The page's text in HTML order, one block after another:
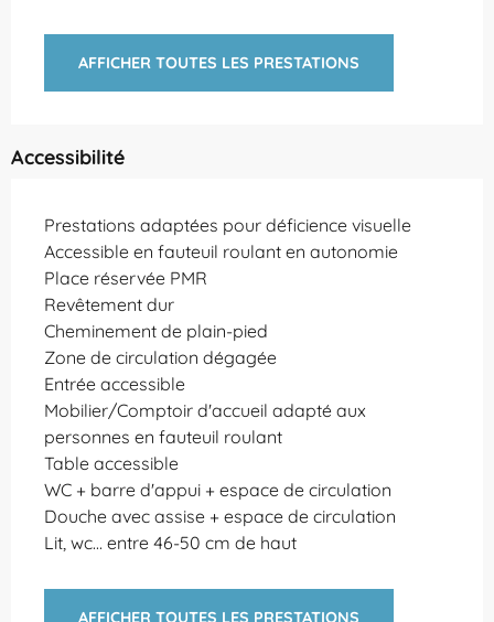
AFFICHER TOUTES LES PRESTATIONS
Accessibilité
Prestations adaptées pour déficience visuelle
Accessible en fauteuil roulant en autonomie
Place réservée PMR
Revêtement dur
Cheminement de plain-pied
Zone de circulation dégagée
Entrée accessible
Mobilier/Comptoir d'accueil adapté aux
personnes en fauteuil roulant
Table accessible
WC + barre d'appui + espace de circulation
Douche avec assise + espace de circulation
Lit, wc... entre 46-50 cm de haut
AFFICHER TOUTES LES PRESTATIONS